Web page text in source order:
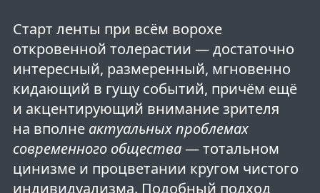
Старт ленты при всём ворохе
откровенной толерастии — достаточно
интересный, размеренный, мгновенно
кидающий в гущу событий, причём ещё
и акцентирующий внимание зрителя
на вполне актуальных проблемах
современного общества— тотальном
цинизме и процветании кругом чистого
индивидуализма. Подобный подход